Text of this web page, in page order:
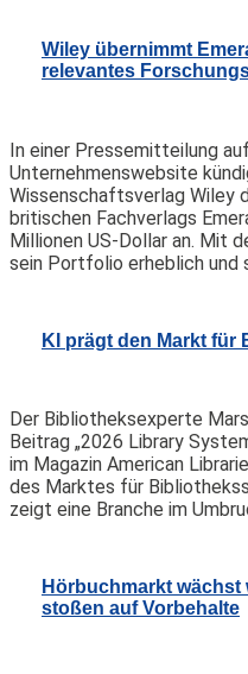
Wiley übernimmt
relevantes
In einer Pressemitteilung
Unternehmenswebsite
Wissenschaftsverlag Wiley
britischen Fachverlags
Millionen US-Dollar an. Mit
sein Portfolio erheblich und
KI prägt den Markt für
Der Bibliotheksexperte
Beitrag „2026 Library
im Magazin American
des Marktes für
zeigt eine Branche im
Hörbuchmarkt wächst
stoßen auf Vorbehalte